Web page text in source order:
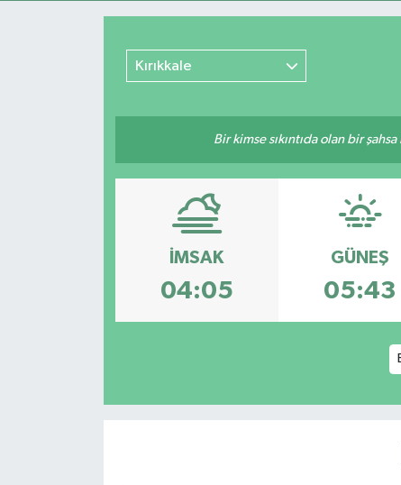
Kırıkkale
Bir kimse sıkıntıda olan bir
İMSAK
04:05
GÜNEŞ
05:43